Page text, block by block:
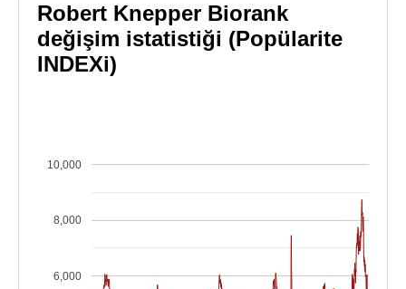
Robert Knepper Biorank
değişim istatistiği (Popülarite
INDEXi)
6,000
8,000
10,000